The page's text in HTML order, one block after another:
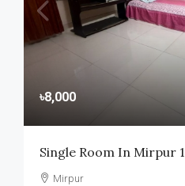
৳8,000
Single Room In Mirpur 1
Mirpur